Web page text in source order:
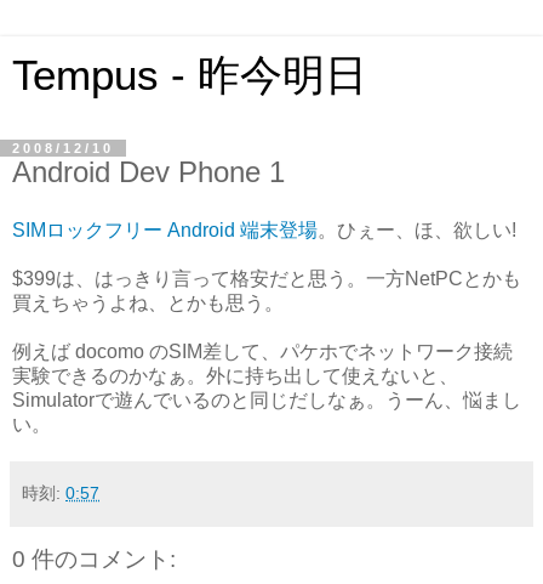
Tempus - 昨今明日
2008/12/10
Android Dev Phone 1
SIMロックフリー Android 端末登場。ひぇー、ほ、欲しい!
$399は、はっきり言って格安だと思う。一方NetPCとかも
買えちゃうよね、とかも思う。
例えば docomo のSIM差して、パケホでネットワーク接続
実験できるのかなぁ。外に持ち出して使えないと、
Simulatorで遊んでいるのと同じだしなぁ。うーん、悩まし
い。
時刻: 0:57
0 件のコメント: